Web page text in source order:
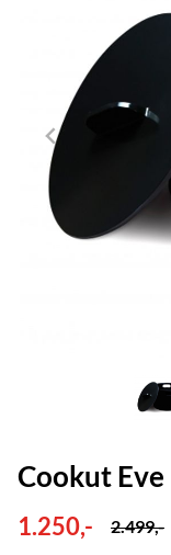
Cookut
1.250,- 2.499,-